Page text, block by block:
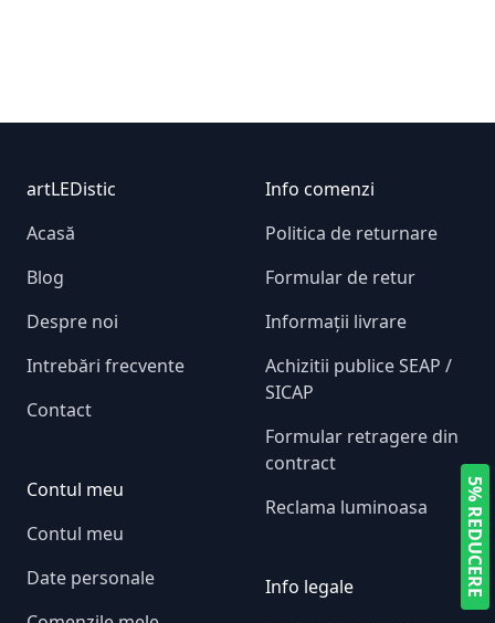
5% REDUCERE
Footer
artLEDistic
Acasă
Blog
Despre noi
Intrebări frecvente
Contact
Contul meu
Contul meu
Date personale
Info comenzi
Politica de returnare
Formular de retur
Informații livrare
Achizitii publice SEAP /
SICAP
Formular retragere din
contract
Reclama luminoasa
Info legale